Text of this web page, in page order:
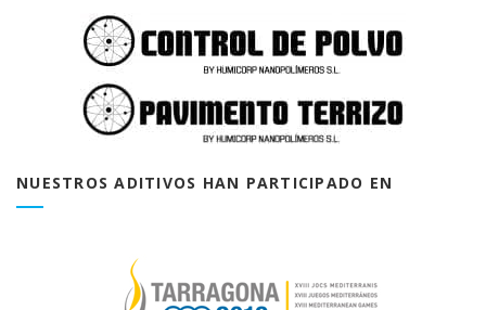
NUESTROS ADITIVOS HAN PARTICIPADO EN